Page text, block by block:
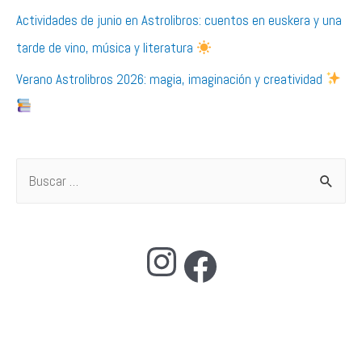
Actividades de junio en Astrolibros: cuentos en euskera y una
tarde de vino, música y literatura
Verano Astrolibros 2026: magia, imaginación y creatividad
Instagram Facebook